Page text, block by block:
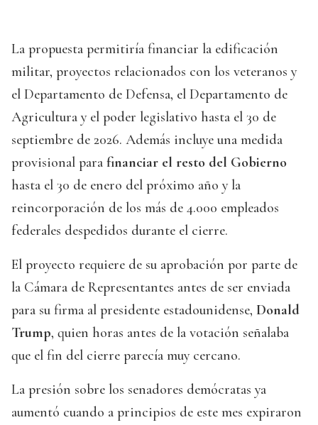
La propuesta permitiría financiar la edificación
militar, proyectos relacionados con los veteranos y
el Departamento de Defensa, el Departamento de
Agricultura y el poder legislativo hasta el 30 de
septiembre de 2026. Además incluye una medida
provisional para financiar el resto del Gobierno
hasta el 30 de enero del próximo año y la
reincorporación de los más de 4.000 empleados
federales despedidos durante el cierre.
El proyecto requiere de su aprobación por parte de
la Cámara de Representantes antes de ser enviada
para su firma al presidente estadounidense, Donald
Trump, quien horas antes de la votación señalaba
que el fin del cierre parecía muy cercano.
La presión sobre los senadores demócratas ya
aumentó cuando a principios de este mes expiraron